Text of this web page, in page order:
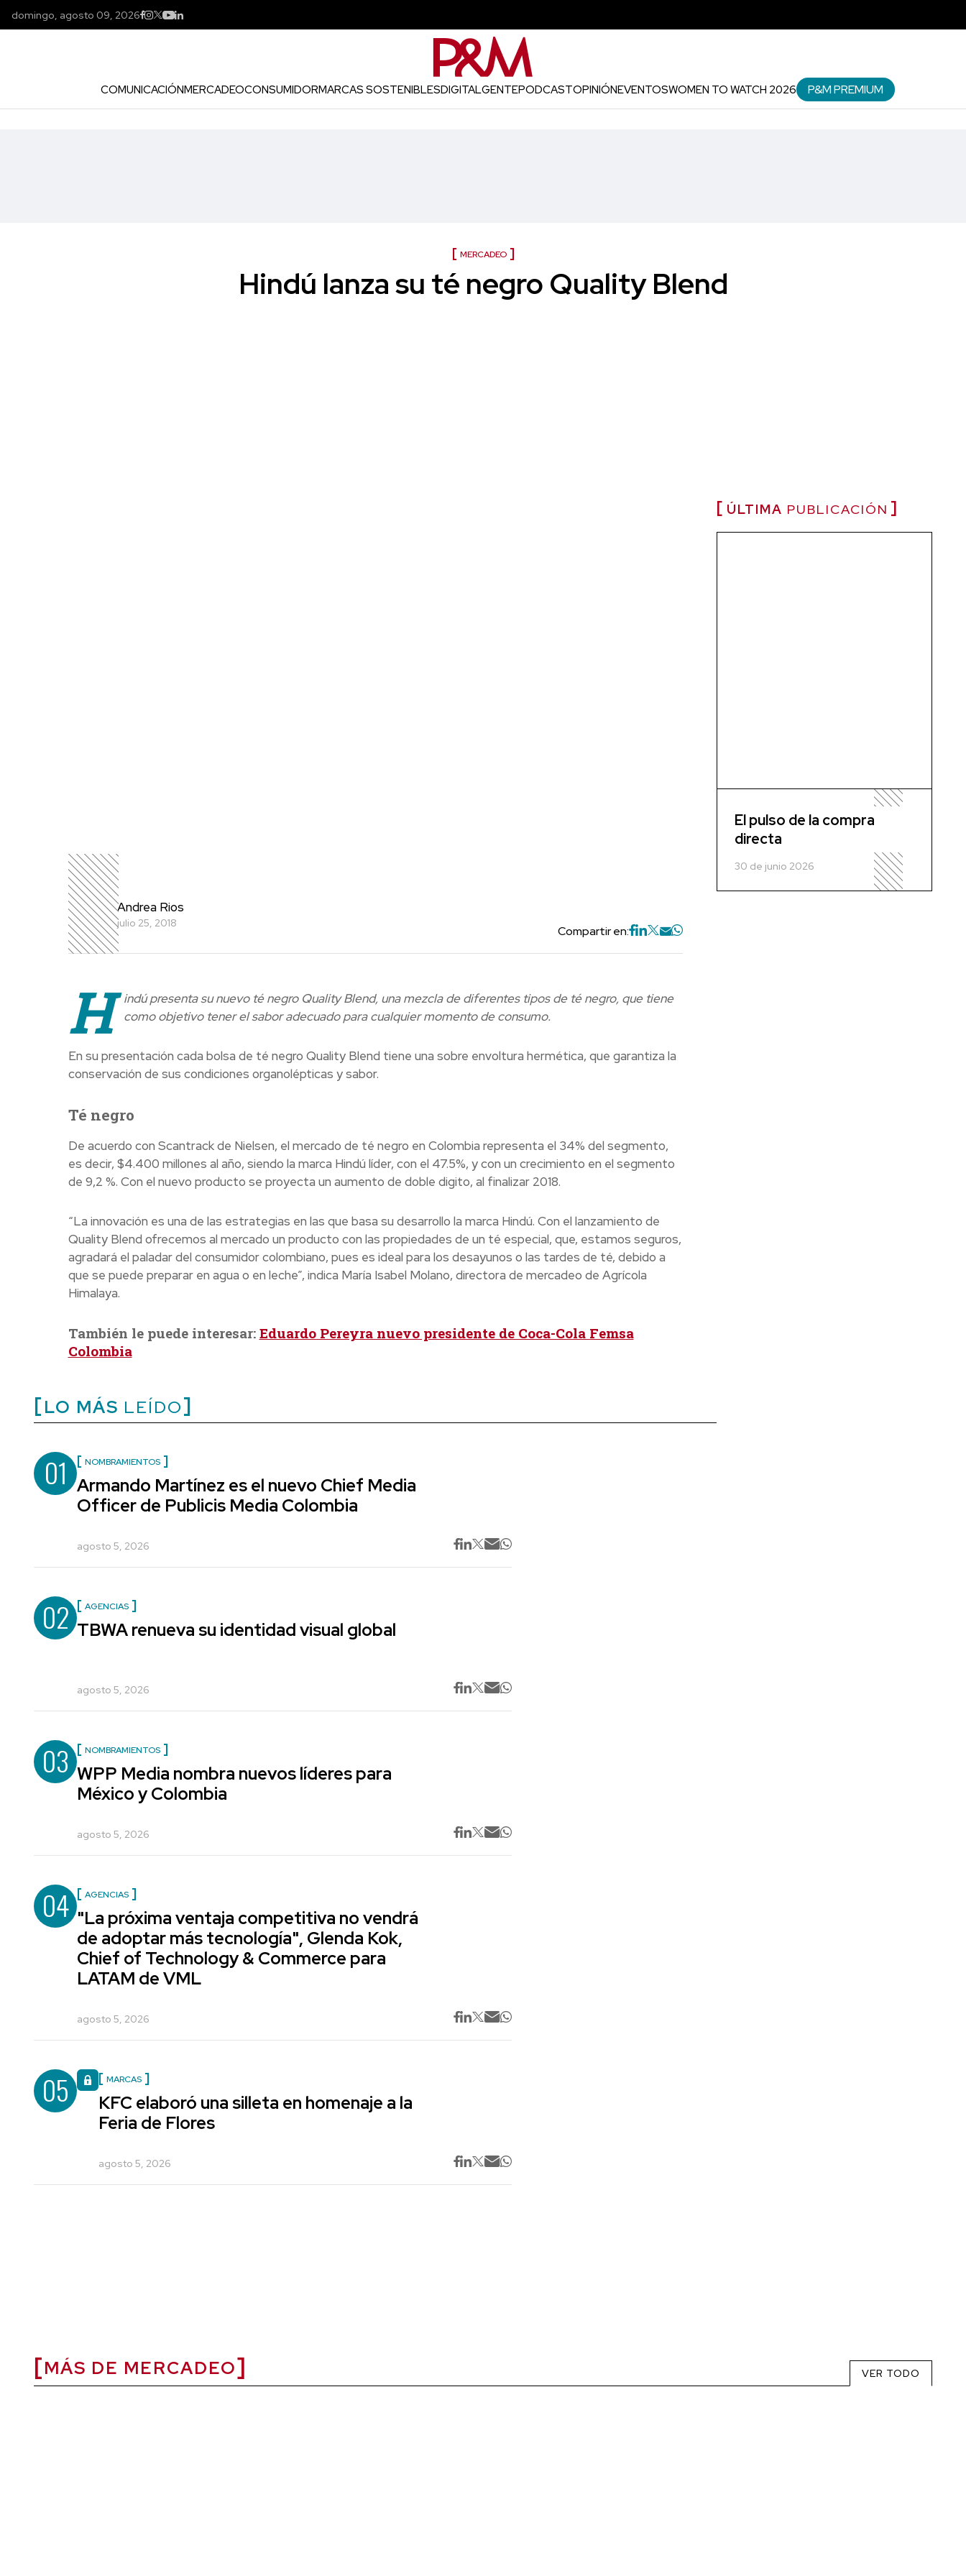
domingo, agosto 09, 2026
COMUNICACIÓNMERCADEOCONSUMIDORMARCAS SOSTENIBLESDIGITALGENTEPODCASTOPINIÓNEVENTOSWOMEN TO WATCH 2026 P&M PREMIUM
MERCADEO
Hindú lanza su té negro Quality Blend
Andrea Rios
julio 25, 2018
Compartir en:
H
indú presenta su nuevo té negro Quality Blend, una mezcla de diferentes tipos de té negro, que tiene
como objetivo tener el sabor adecuado para cualquier momento de consumo.
En su presentación cada bolsa de té negro Quality Blend tiene una sobre envoltura hermética, que garantiza la
conservación de sus condiciones organolépticas y sabor.
Té negro
De acuerdo con Scantrack de Nielsen, el mercado de té negro en Colombia representa el 34% del segmento,
es decir, $4.400 millones al año, siendo la marca Hindú líder, con el 47.5%, y con un crecimiento en el segmento
de 9,2 %. Con el nuevo producto se proyecta un aumento de doble digito, al finalizar 2018.
“La innovación es una de las estrategias en las que basa su desarrollo la marca Hindú. Con el lanzamiento de
Quality Blend ofrecemos al mercado un producto con las propiedades de un té especial, que, estamos seguros,
agradará el paladar del consumidor colombiano, pues es ideal para los desayunos o las tardes de té, debido a
que se puede preparar en agua o en leche”, indica María Isabel Molano, directora de mercadeo de Agrícola
Himalaya.
También le puede interesar: Eduardo Pereyra nuevo presidente de Coca-Cola Femsa
Colombia
LO MÁS LEÍDO
01 NOMBRAMIENTOS
Armando Martínez es el nuevo Chief Media
Officer de Publicis Media Colombia
agosto 5, 2026
02 AGENCIAS
TBWA renueva su identidad visual global
agosto 5, 2026
03 NOMBRAMIENTOS
WPP Media nombra nuevos líderes para
México y Colombia
agosto 5, 2026
04 AGENCIAS
"La próxima ventaja competitiva no vendrá
de adoptar más tecnología", Glenda Kok,
Chief of Technology & Commerce para
LATAM de VML
agosto 5, 2026
05 MARCAS
KFC elaboró una silleta en homenaje a la
Feria de Flores
agosto 5, 2026
ÚLTIMA PUBLICACIÓN
El pulso de la compra
directa
30 de junio 2026
MÁS DE MERCADEO VER TODO